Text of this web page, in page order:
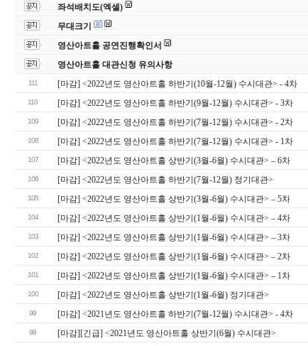
좌석배치도(엑셀)
무대크기
영산아트홀 공연진행확인서
영산아트홀 대관신청 유의사항
111 [마감] <2022년도 영산아트홀 하반기(10월-12월) 수시대관> - 4차
110 [마감] <2022년도 영산아트홀 하반기(9월-12월) 수시대관> - 3차
109 [마감] <2022년도 영산아트홀 하반기(7월-12월) 수시대관> - 2차
108 [마감] <2022년도 영산아트홀 하반기(7월-12월) 수시대관> - 1차
107 [마감] <2022년도 영산아트홀 상반기(3월-6월) 수시대관> – 6차
106 [마감] <2022년도 영산아트홀 하반기(7월-12월) 정기대관>
105 [마감] <2022년도 영산아트홀 상반기(3월-6월) 수시대관> – 5차
104 [마감] <2022년도 영산아트홀 상반기(1월-6월) 수시대관> – 4차
103 [마감] <2022년도 영산아트홀 상반기(1월-6월) 수시대관> – 3차
102 [마감] <2022년도 영산아트홀 상반기(1월-6월) 수시대관> – 2차
101 [마감] <2022년도 영산아트홀 상반기(1월-6월) 수시대관> – 1차
100 [마감] <2022년도 영산아트홀 상반기(1월-6월) 정기대관>
99 [마감] <2021년도 영산아트홀 하반기(7월-12월) 수시대관> - 4차
98 [마감][긴급] <2021년도 영산아트홀 상반기(6월) 수시대관>